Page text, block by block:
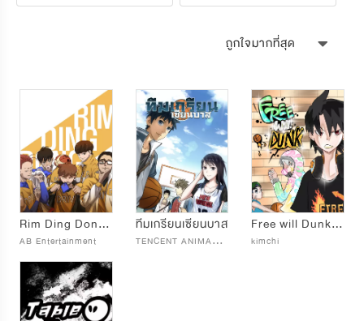
ถูกใจมากที่สุด
Rim Ding Dong บาสซ่าชู้ตฝัน
AB Entertainment
ทีมเกรียนเซียนบาส
T
ENCENT ANIMATION & COMICS
Free will Dunk !! อัจฉริยะตัวป่วนก๊วนบาสเก็ตบอล
kimchi